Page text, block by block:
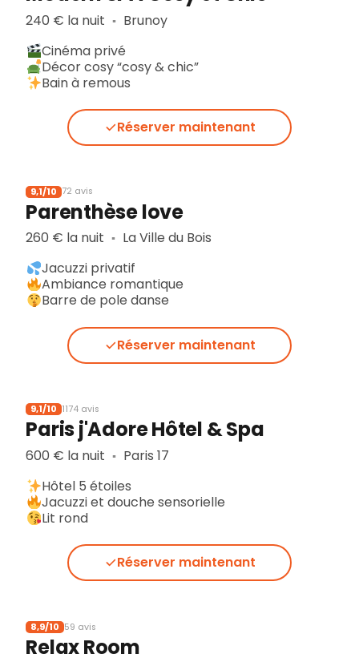
240 € la nuit ▪︎ Brunoy
Cinéma privé
Décor cosy “cosy & chic”
Bain à remous
Réserver maintenant
9,1/10 72 avis
Parenthèse love
260 € la nuit ▪︎ La Ville du Bois
Jacuzzi privatif
Ambiance romantique
Barre de pole danse
Réserver maintenant
9,1/10 1174 avis
Paris j'Adore Hôtel & Spa
600 € la nuit ▪︎ Paris 17
Hôtel 5 étoiles
Jacuzzi et douche sensorielle
Lit rond
Réserver maintenant
8,9/10 59 avis
Relax Room